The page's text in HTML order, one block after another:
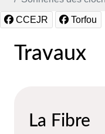
CCEJR Torfou
Travaux
La Fibre